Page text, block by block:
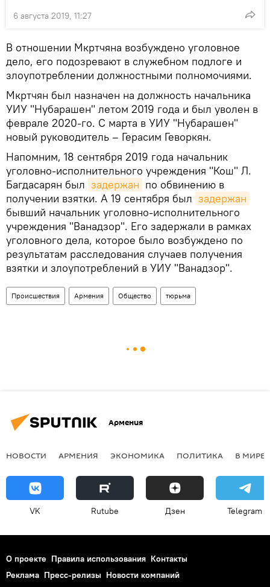
6 августа 2019, 11:27
В отношении Мкртчяна возбуждено уголовное
дело, его подозревают в служебном подлоге и
злоупотреблении должностными полномочиями.
Мкртчян был назначен на должность начальника
УИУ "Нубарашен" летом 2019 года и был уволен в
феврале 2020-го. С марта в УИУ "Нубарашен"
новый руководитель – Герасим Геворкян.
Напомним, 18 сентября 2019 года начальник
уголовно-исполнительного учреждения "Кош" Л.
Багдасарян был задержан по обвинению в
получении взятки. А 19 сентября был задержан
бывший начальник уголовно-исполнительного
учреждения "Ванадзор". Его задержали в рамках
уголовного дела, которое было возбуждено по
результатам расследования случаев получения
взятки и злоупотреблений в УИУ "Ванадзор".
Происшествия Армения Общество тюрьма
Армения
НОВОСТИ АРМЕНИЯ ЭКОНОМИКА ПОЛИТИКА В МИРЕ
VK Rutube Дзен Telegram
О проекте Правила использования Контакты
Реклама Пресс-релизы Новости компаний